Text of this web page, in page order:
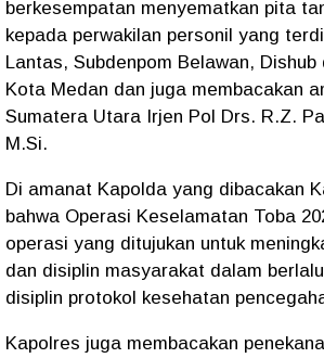
berkesempatan menyematkan pita
kepada perwakilan personil yang
Lantas, Subdenpom Belawan, Dishub
Kota Medan dan juga membacakan
Sumatera Utara Irjen Pol Drs. R.Z.
M.Si.
Di amanat Kapolda yang dibacakan
bahwa Operasi Keselamatan Toba
operasi yang ditujukan untuk
dan disiplin masyarakat dalam
disiplin protokol kesehatan
Kapolres juga membacakan